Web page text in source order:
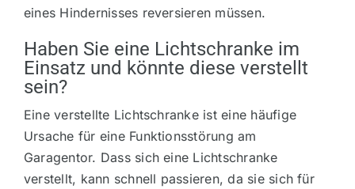
eines Hindernisses reversieren müssen.
Haben Sie eine Lichtschranke im
Einsatz und könnte diese verstellt
sein?
Eine verstellte Lichtschranke ist eine häufige
Ursache für eine Funktionsstörung am
Garagentor. Dass sich eine Lichtschranke
verstellt, kann schnell passieren, da sie sich für